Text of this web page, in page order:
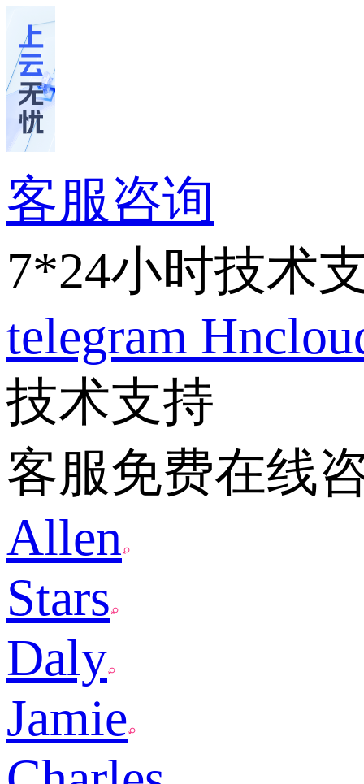
客服咨询
7*24小时技术
telegram
技术支持
客服免费在线
Allen
Stars
Daly
Jamie